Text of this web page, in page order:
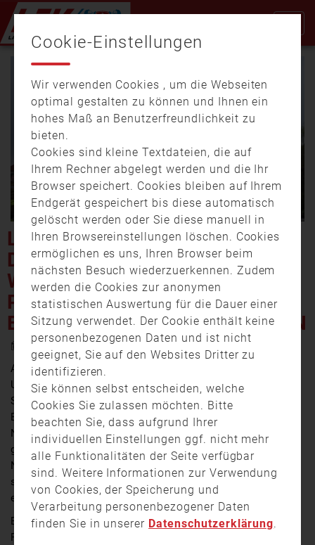
Video
LANDKREIS WÜRZBURG:
DACHSTUHLBRAND IN
WINTERHAUSEN –
PHOTOVOLTAIK-ANLAGE
ERSCHWERT LÖSCHARBEITEN
6. Mai 2021 21:23
Am Mittwochabend wurde die Feuerwehr gegen 18.30
Uhr zu einem Dachstuhlbrand in der Heidingsfelder
Straße in Winterhausen gerufen. Die rund 130
Einsatzkräfte hatten die Flammen, die aus dem
Nebengebäude schlugen, schnell unter Kontrolle. Das
größere Problem stellte sich bei den
Nachlöscharbeiten, denn die Isolierung des Dachstuhls
sowie die angebrachte Photovoltaik-Anlage
erschwerten die Arbeiten erheblich.
Bei dem Brand erlitt ein Anwohner eine leichte
Rauchgasvergiftung und musste vor Ort behandelt
Cookie-Einstellungen
Wir verwenden Cookies , um die Webseiten
optimal gestalten zu können und Ihnen ein
hohes Maß an Benutzerfreundlichkeit zu
bieten.
Cookies sind kleine Textdateien, die auf
Ihrem Rechner abgelegt werden und die Ihr
Browser speichert. Cookies bleiben auf Ihrem
Endgerät gespeichert bis diese automatisch
gelöscht werden oder Sie diese manuell in
Ihren Browsereinstellungen löschen. Cookies
ermöglichen es uns, Ihren Browser beim
nächsten Besuch wiederzuerkennen. Zudem
werden die Cookies zur anonymen
statistischen Auswertung für die Dauer einer
Sitzung verwendet. Der Cookie enthält keine
personenbezogenen Daten und ist nicht
geeignet, Sie auf den Websites Dritter zu
identifizieren.
Sie können selbst entscheiden, welche
Cookies Sie zulassen möchten. Bitte
beachten Sie, dass aufgrund Ihrer
individuellen Einstellungen ggf. nicht mehr
alle Funktionalitäten der Seite verfügbar
sind. Weitere Informationen zur Verwendung
von Cookies, der Speicherung und
Verarbeitung personenbezogener Daten
finden Sie in unserer Datenschutzerklärung.